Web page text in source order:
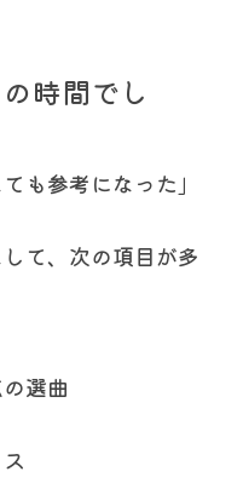
時間でし
も参考になった」
て、次の項目が多
選曲